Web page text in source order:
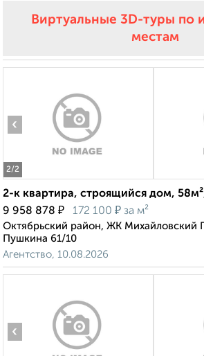
Виртуальные 3D-туры по
местам
2/2
‹
2-к квартира, строящийся дом,
9 958 878 ₽ 172 100 ₽ за м²
Октябрьский район, ЖК Михайловский
Пушкина 61/10
Агентство, 10.08.2026
‹